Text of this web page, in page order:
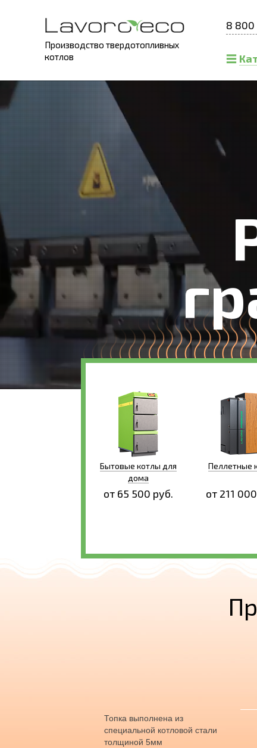
Производство твердотопливных
котлов
8 800
Бытовые котлы для
дома
от 65 500 руб.
Пеллетные
от 211
Топка выполнена из
специальной котловой стали
толщиной 5мм